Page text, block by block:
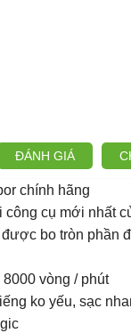
ĐÁNH GIÁ
chính hãng
cụ mới nhất
bo tròn phần
vòng / phút
ko yếu, sạc